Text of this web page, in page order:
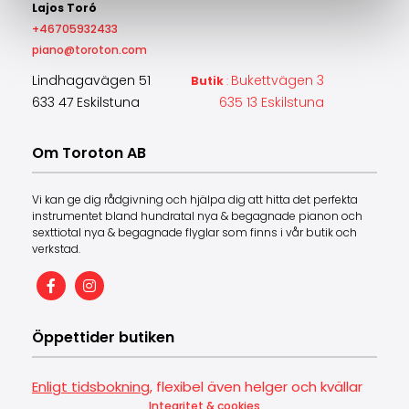
Lajos Toró
+46705932433
piano@toroton.com
Lindhagavägen 51 Butik: Bukettvägen 3
633 47 Eskilstuna
635 13 Eskilstuna
Om Toroton AB
Vi kan ge dig rådgivning och hjälpa dig att hitta det perfekta
instrumentet bland hundratal nya & begagnade pianon och
sexttiotal nya & begagnade flyglar som finns i vår butik och
verkstad.
Öppettider butiken
Enligt tidsbokning, flexibel även helger och kvällar
Integritet & cookies